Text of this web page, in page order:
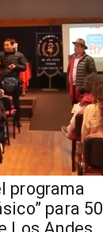
programa
para 50